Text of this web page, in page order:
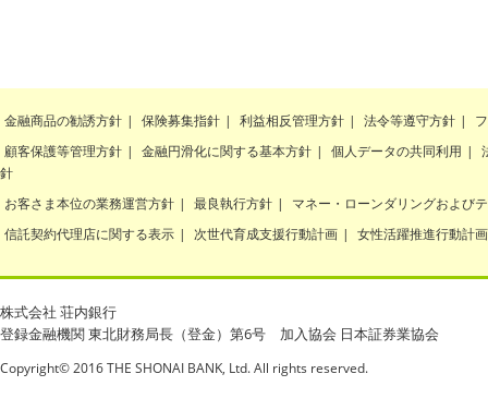
金融商品の勧誘方針 | 保険募集指針 | 利益相反管理方針 | 法令等遵守方針 |
顧客保護等管理方針 | 金融円滑化に関する基本方針 | 個人データの共同利用 |
針
お客さま本位の業務運営方針 | 最良執行方針 |
マネー・ローンダリングおよび
信託契約代理店に関する表示 | 次世代育成支援行動計画 | 女性活躍推進行動計画
株式会社 荘内銀行
登録金融機関 東北財務局長（登金）第6号 加入協会 日本証券業協会
Copyright© 2016 THE SHONAI BANK, Ltd. All rights reserved.